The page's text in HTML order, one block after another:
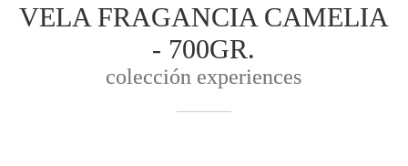
VELA FRAGANCIA CAMELIA
- 700GR.
colección experiences